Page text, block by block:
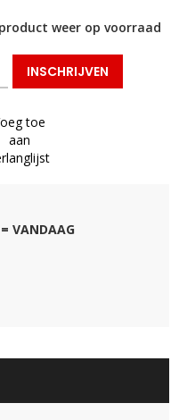
weer op voorraad
INSCHRIJVEN
toe
aan
VANDAAG